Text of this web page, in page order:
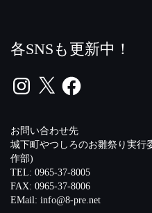
各SNSも更新中！
Instagram
X Facebook
お問い合わせ先
城下町やつしろのお雛祭り実行
作部)
TEL: 0965-37-8005
FAX: 0965-37-8006
EMail: info@8-pre.net